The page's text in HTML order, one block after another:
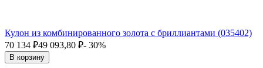
Кулон из комбинированного золота с бриллиантами (035402)
70 134 ₽49 093,80 ₽- 30%
В корзину